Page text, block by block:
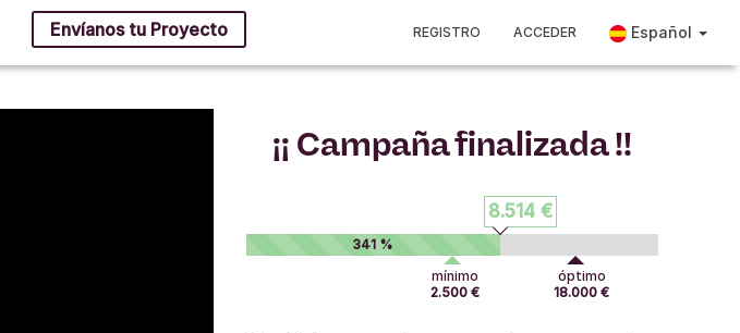
Envíanos tu Proyecto REGISTRO ACCEDER Español
¡¡ Campaña finalizada !!
8.514 €
341 %
mínimo
2.500 €
óptimo
18.000 €